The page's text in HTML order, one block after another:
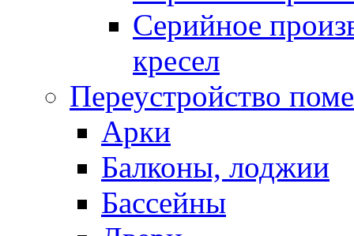
Серийное
кресел
Переустройство
Арки
Балконы, лоджии
Бассейны